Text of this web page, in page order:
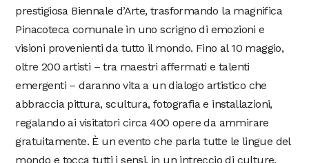
prestigiosa Biennale d’Arte, trasformando la magnifica
Pinacoteca comunale in uno scrigno di emozioni e
visioni provenienti da tutto il mondo. Fino al 10 maggio,
oltre 200 artisti – tra maestri affermati e talenti
emergenti – daranno vita a un dialogo artistico che
abbraccia pittura, scultura, fotografia e installazioni,
regalando ai visitatori circa 400 opere da ammirare
gratuitamente. È un evento che parla tutte le lingue del
mondo e tocca tutti i sensi, in un intreccio di culture,